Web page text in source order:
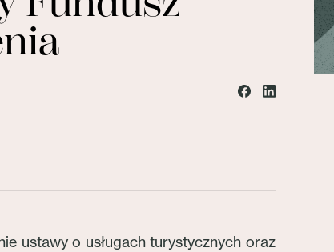
ustawy o usługach turystycznych oraz